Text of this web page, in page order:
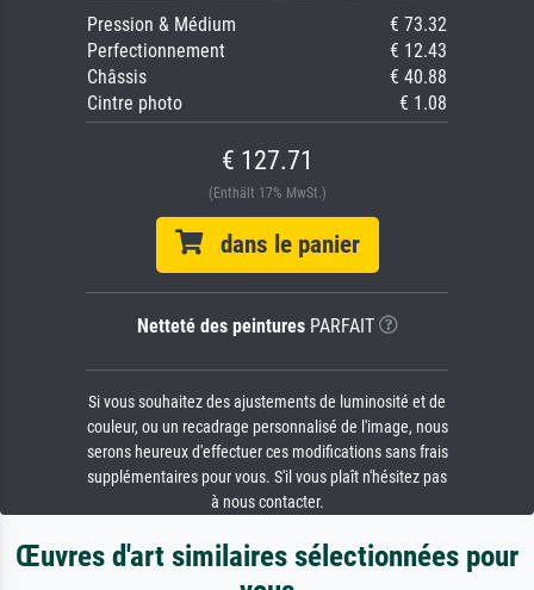
Pression & Médium
€ 73.32
Perfectionnement
€ 12.43
Châssis
€ 40.88
Cintre photo
€ 1.08
€ 127.71
(Enthält 17% MwSt.)
dans le panier
Netteté des peinturesPARFAIT
Si vous souhaitez des ajustements de luminosité et de
couleur, ou un recadrage personnalisé de l'image, nous
serons heureux d'effectuer ces modifications sans frais
supplémentaires pour vous. S'il vous plaît n'hésitez pas
à nous contacter.
Œuvres d'art similaires sélectionnées pour